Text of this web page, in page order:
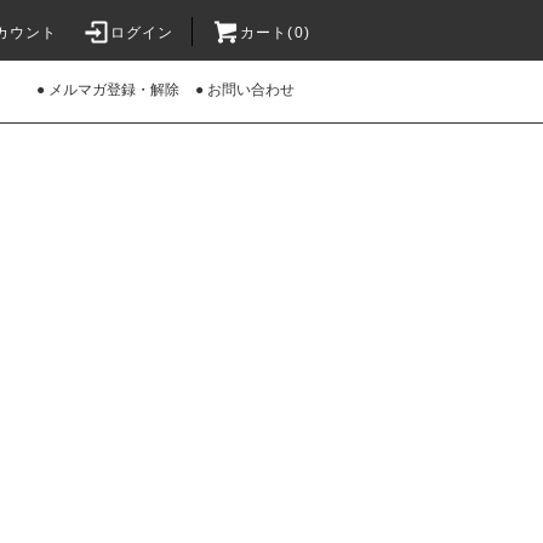
ウント ログイン カート(0)
● メルマガ登録・解除 ● お問い合わせ